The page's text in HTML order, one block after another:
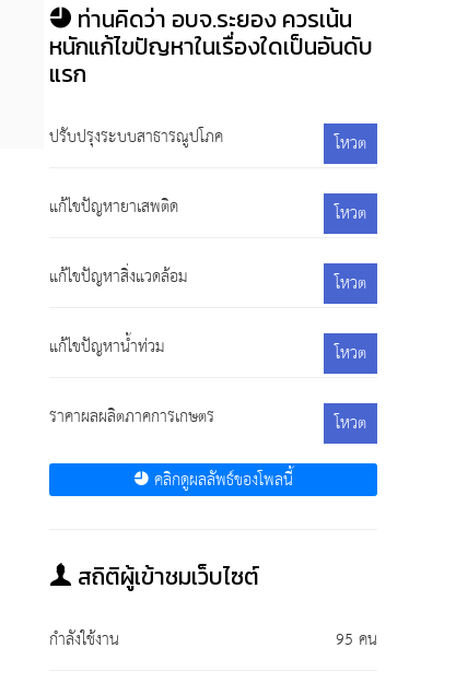
ท่านคิดว่า อบจ.ระยอง ควรเน้น
หนักแก้ไขปัญหาในเรื่องใดเป็นอันดับ
แรก
ปรับปรุงระบบสาธารณูปโภค โหวต
แก้ไขปัญหายาเสพติด โหวต
แก้ไขปัญหาสิ่งแวดล้อม โหวต
แก้ไขปัญหาน้ำท่วม โหวต
ราคาผลผลิตภาคการเกษตร
โหวต
คลิกดูผลลัพธ์ของโพลนี้
สถิติผู้เข้าชมเว็บไซต์
กำลังใช้งาน
95 คน